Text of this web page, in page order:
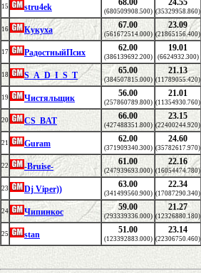
15 stru4ek 68.00
(680509908.500)
24.55
(35329958.860)
16 Кукуха 67.00
(561672514.000)
23.09
(21865156.400)
17 РадостныйПсих 62.00
(386139692.200)
19.01
(6624932.300)
18 S_A_D_I_S_T 65.00
(384507815.000)
21.13
(11789055.420)
19 Чистяльщик 56.00
(257860789.800)
21.01
(11354930.760)
20 CS_BAT 66.00
(427488351.800)
23.15
(22400244.920)
21 Guram 62.00
(371909340.300)
24.60
(35782617.970)
22 -Bruise- 61.00
(247939693.000)
22.16
(16054474.780)
23 Dj Viper)) 63.00
(341499560.900)
22.34
(17087290.340)
24 Чипинкос 59.00
(293339336.000)
21.27
(12326880.180)
25 stan 51.00
(123392883.000)
23.14
(22306750.460)